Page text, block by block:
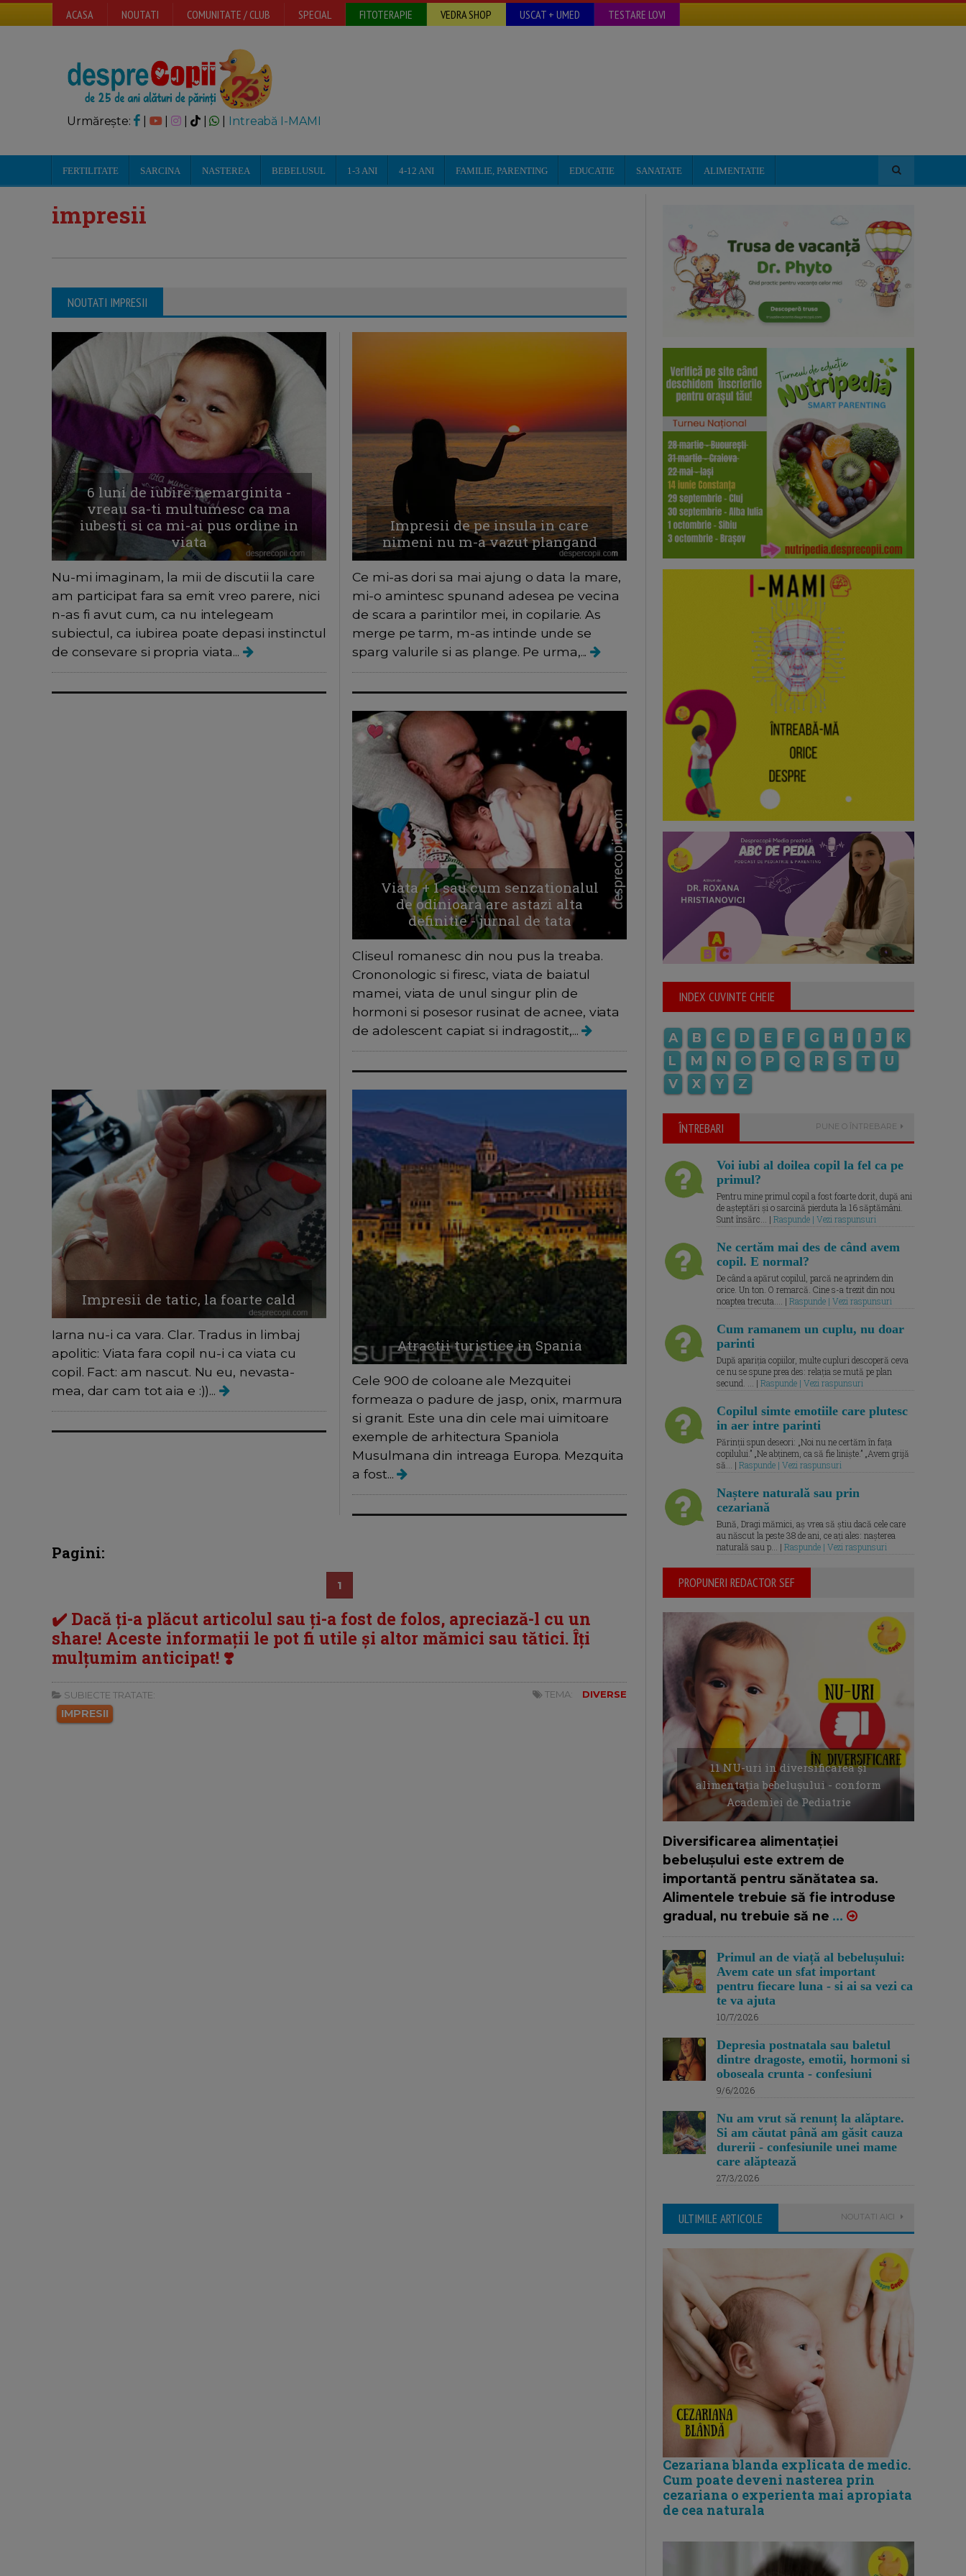
ACASA NOUTATI COMUNITATE / CLUB SPECIAL FITOTERAPIE VEDRA SHOP USCAT + UMED TESTARE LOVI
Urmărește: | | Intreabă I-MAMI
FERTILITATE SARCINA NASTEREA BEBELUSUL 1-3 ANI 4-12 ANI FAMILIE, PARENTING EDUCATIE SANATATE ALIMENTATIE
impresii
NOUTATI IMPRESII
6 luni de iubire nemarginita -
vreau sa-ti multumesc ca ma
iubesti si ca mi-ai pus ordine in
viata
Nu-mi imaginam, la mii de discutii la care
am participat fara sa emit vreo parere, nici
n-as fi avut cum, ca nu intelegeam
subiectul, ca iubirea poate depasi instinctul
de consevare si propria viata...
Impresii de pe insula in care
nimeni nu m-a vazut plangand
Ce mi-as dori sa mai ajung o data la mare,
mi-o amintesc spunand adesea pe vecina
de scara a parintilor mei, in copilarie. As
merge pe tarm, m-as intinde unde se
sparg valurile si as plange. Pe urma,...
Viata + 1 sau cum senzationalul
de odinioara are astazi alta
definitie - jurnal de tata
Cliseul romanesc din nou pus la treaba.
Crononologic si firesc, viata de baiatul
mamei, viata de unul singur plin de
hormoni si posesor rusinat de acnee, viata
de adolescent capiat si indragostit,...
Impresii de tatic, la foarte cald
Iarna nu-i ca vara. Clar. Tradus in limbaj
apolitic: Viata fara copil nu-i ca viata cu
copil. Fact: am nascut. Nu eu, nevasta-
mea, dar cam tot aia e :))...
Atractii turistice in Spania
Cele 900 de coloane ale Mezquitei
formeaza o padure de jasp, onix, marmura
si granit. Este una din cele mai uimitoare
exemple de arhitectura Spaniola
Musulmana din intreaga Europa. Mezquita
a fost...
Pagini:
1
✔️ Dacă ți-a plăcut articolul sau ți-a fost de folos, apreciază-l cu un
share! Aceste informații le pot fi utile și altor mămici sau tătici. Îți
mulțumim anticipat! ❣️
SUBIECTE TRATATE:
IMPRESII
TEMA: DIVERSE
INDEX CUVINTE CHEIE
A B C D E F G H I J
K
L
M N O P Q R S T
U
V
X Y Z
ÎNTREBARI PUNE O ÎNTREBARE
Voi iubi al doilea copil la fel ca pe
primul?
Pentru mine primul copil a fost foarte dorit, după ani
de așteptări și o sarcină pierduta la 16 săptămâni.
Sunt însărc... | Raspunde | Vezi raspunsuri
Ne certăm mai des de când avem
copil. E normal?
De când a apărut copilul, parcă ne aprindem din
orice. Un ton. O remarcă. Cine s-a trezit din nou
noaptea trecuta.... | Raspunde | Vezi raspunsuri
Cum ramanem un cuplu, nu doar
parinti
După apariția copiilor, multe cupluri descoperă ceva
ce nu se spune prea des: relația se mută pe plan
secund. ... | Raspunde | Vezi raspunsuri
Copilul simte emotiile care plutesc
in aer intre parinti
Părinții spun deseori: „Noi nu ne certăm în fața
copilului.” „Ne abținem, ca să fie liniște.” „Avem grijă
să... | Raspunde | Vezi raspunsuri
Naștere naturală sau prin
cezariană
Bună, Dragi mămici, aș vrea să știu dacă cele care
au născut la peste 38 de ani, ce ați ales: nașterea
naturală sau p... | Raspunde | Vezi raspunsuri
PROPUNERI REDACTOR SEF
11 NU-uri in diversificarea și
alimentația bebelușului - conform
Academiei de Pediatrie
Diversificarea alimentației
bebelușului este extrem de
importantă pentru sănătatea sa.
Alimentele trebuie să fie introduse
gradual, nu trebuie să ne ...
Primul an de viață al bebelușului:
Avem cate un sfat important
pentru fiecare luna - si ai sa vezi ca
te va ajuta
10/7/2026
Depresia postnatala sau baletul
dintre dragoste, emotii, hormoni si
oboseala crunta - confesiuni
9/6/2026
Nu am vrut să renunț la alăptare.
Si am căutat până am găsit cauza
durerii - confesiunile unei mame
care alăptează
27/3/2026
ULTIMILE ARTICOLE NOUTATI AICI
Cezariana blanda explicata de medic.
Cum poate deveni nasterea prin
cezariana o experienta mai apropiata
de cea naturala